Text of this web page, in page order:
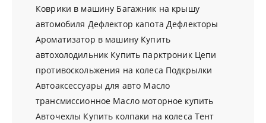
Коврики в машину Багажник на крышу
автомобиля Дефлектор капота Дефлекторы
Ароматизатор в машину Купить
автохолодильник Купить парктроник Цепи
противоскольжения на колеса Подкрылки
Автоаксессуары для авто Масло
трансмиссионное Масло моторное купить
Авточехлы Купить колпаки на колеса Тент